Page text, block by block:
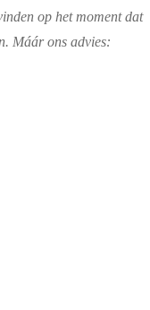
op het moment dat
Máár ons advies: